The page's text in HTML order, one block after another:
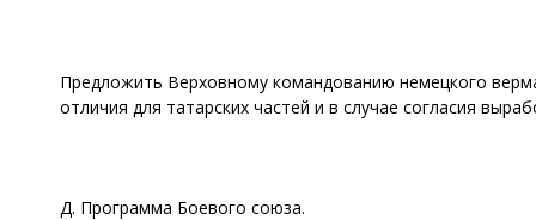
Предложить Верховному командованию немецкого
отличия для татарских частей и в случае согласия
Д. Программа Боевого союза.